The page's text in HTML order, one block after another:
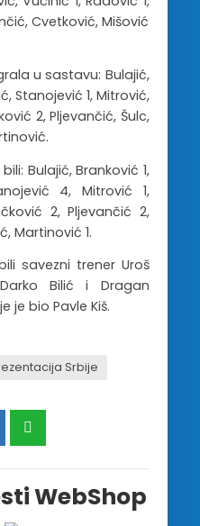
Cvetković, Mišović
u sastavu: Bulajić,
Stanojević 1, Mitrović,
2, Pljevančić, Šulc,
Bulajić, Branković 1,
4, Mitrović 1,
2, Pljevančić 2,
Martinović 1.
savezni trener Uroš
Bilić i Dragan
je bio Pavle Kiš.
Srbije
WebShop